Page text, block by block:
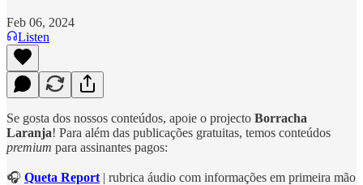
Feb 06, 2024
Listen
Se gosta dos nossos conteúdos, apoie o projecto Borracha
Laranja! Para além das publicações gratuitas, temos conteúdos
premium para assinantes pagos:
🎧 Queta Report | rubrica áudio com informações em primeira mão